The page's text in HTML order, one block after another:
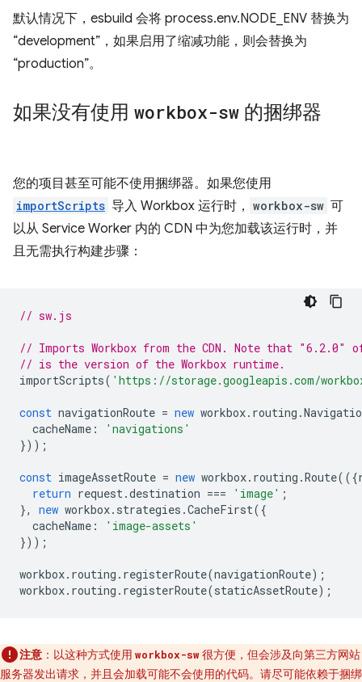
默认情况下，esbuild 会将 process.env.NODE_ENV 替换为
“development”，如果启用了缩减功能，则会替换为
“production”。
如果没有使用 workbox-sw 的捆绑器
您的项目甚至可能不使用捆绑器。如果您使用
importScripts 导入 Workbox 运行时， workbox-sw 可
以从 Service Worker 内的 CDN 中为您加载该运行时，并
且无需执行构建步骤：
// sw.js
// Imports Workbox from the CDN. Note that "6.2.0"
// is the version of the Workbox runtime.
importScripts( 'https://storage.googleapis.com/
const navigationRoute = new workbox. routing .
cacheName :
'navigations'
}));
const imageAssetRoute = new workbox. routing .Route(({
return request.destination === 'image' ;
},
new workbox. strategies .CacheFirst({
cacheName :
'image-assets'
}));
workbox. routing . registerRoute(navigationRoute);
workbox. routing . registerRoute(staticAssetRoute);
注意 ：以这种方式使用 workbox-sw很方便，但会涉及向第三方网站
服务器发出请求，并且会加载可能不会使用的代码。请尽可能依赖于捆绑